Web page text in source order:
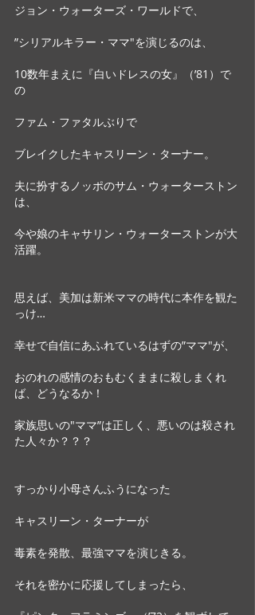
ジョン・ウォーターズ・ワールドで、
”シリアルキラー・ママ"を演じるのは、
10数年まえに『白いドレスの女』（’81）で
の
ファム・ファタルぶりで
ブレイクしたキャスリーン・ターナー。
夫に扮するノッポのサム・ウォーターストン
は、
今や娘のキャサリン・ウォーターストンが大
活躍。
思えば、美加は新米ママの時代に本作を観た
っけ…
幸せで自信にあふれているはずの”ママ"が、
おのれの感情のおもむくままに殺しまくれ
ば、どうなるか！
家族思いの"ママ”は正しく、悪いのは殺され
た人々か？？？
すっかり小母さんふうになった
キャスリーン・ターナーが
毒素を発散、最強ママを演じきる。
それを密かに応援してしまったら、